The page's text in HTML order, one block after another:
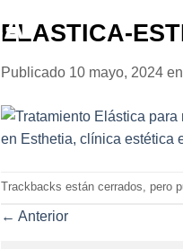
ELASTICA-
Publicado 10 mayo, 2024 en
Trackbacks están cerrados, pero
← Anterior